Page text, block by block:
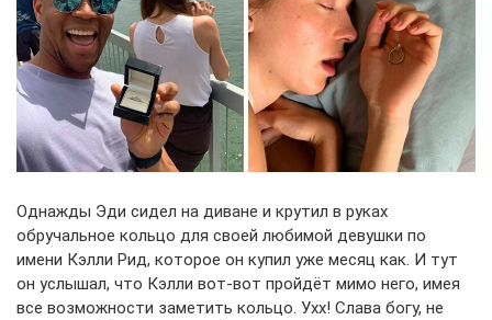
Однажды Эди сидел на диване и крутил в руках
обручальное кольцо для своей любимой девушки по
имени Кэлли Рид, которое он купил уже месяц как. И тут
он услышал, что Кэлли вот-вот пройдёт мимо него, имея
все возможности заметить кольцо. Ухх! Слава богу, не